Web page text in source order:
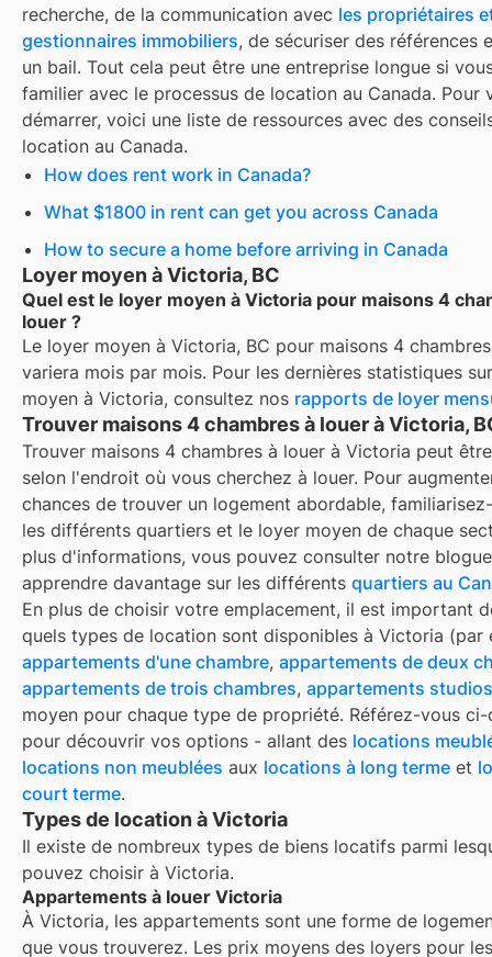
recherche, de la communication avec les propriétaires
gestionnaires immobiliers, de sécuriser des références
un bail. Tout cela peut être une entreprise longue si
familier avec le processus de location au Canada. Pour
démarrer, voici une liste de ressources avec des
location au Canada.
How does rent work in Canada?
What $1800 in rent can get you across Canada
How to secure a home before arriving in Canada
Loyer moyen à Victoria, BC
Quel est le loyer moyen à Victoria pour maisons 4
louer ?
Le loyer moyen à Victoria, BC pour maisons 4
variera mois par mois. Pour les dernières statistiques
moyen à Victoria, consultez nos rapports de loyer
Trouver maisons 4 chambres à louer à Victoria,
Trouver maisons 4 chambres à louer à Victoria peut
selon l'endroit où vous cherchez à louer. Pour
chances de trouver un logement abordable,
les différents quartiers et le loyer moyen de chaque
plus d'informations, vous pouvez consulter notre
apprendre davantage sur les différents quartiers au
En plus de choisir votre emplacement, il est important
quels types de location sont disponibles à Victoria (par
appartements d'une chambre, appartements de deux
appartements de trois chambres, appartements studios
moyen pour chaque type de propriété. Référez-vous ci-
pour découvrir vos options - allant des locations
locations non meublées aux locations à long terme et
court terme.
Types de location à Victoria
Il existe de nombreux types de biens locatifs parmi
pouvez choisir à Victoria.
Appartements à louer Victoria
À Victoria, les appartements sont une forme de
que vous trouverez. Les prix moyens des loyers pour les